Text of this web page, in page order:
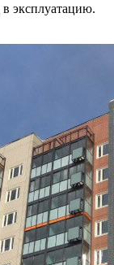
эксплуатацию.